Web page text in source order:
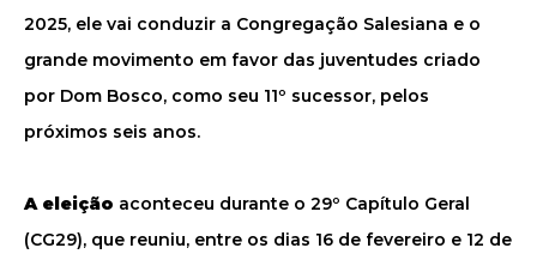
2025, ele vai conduzir a Congregação Salesiana e o
grande movimento em favor das juventudes criado
por Dom Bosco, como seu 11º sucessor, pelos
próximos seis anos.
A eleição aconteceu durante o 29º Capítulo Geral
(CG29), que reuniu, entre os dias 16 de fevereiro e 12 de